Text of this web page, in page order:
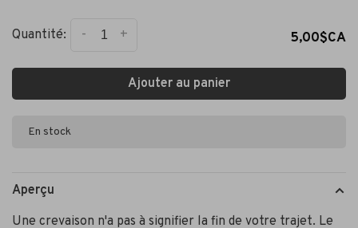
Quantité: +
- 5,00$CA
Ajouter au panier
En stock
Aperçu
Une crevaison n'a pas à signifier la fin de votre trajet. Le